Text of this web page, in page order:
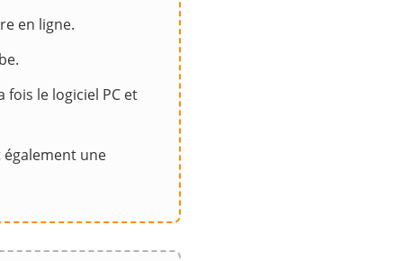
en ligne.
fois le logiciel PC et
une